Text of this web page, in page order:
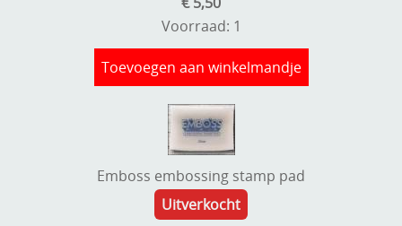
Voorraad: 1
Toevoegen aan winkelmandje
Emboss embossing stamp pad
Uitverkocht